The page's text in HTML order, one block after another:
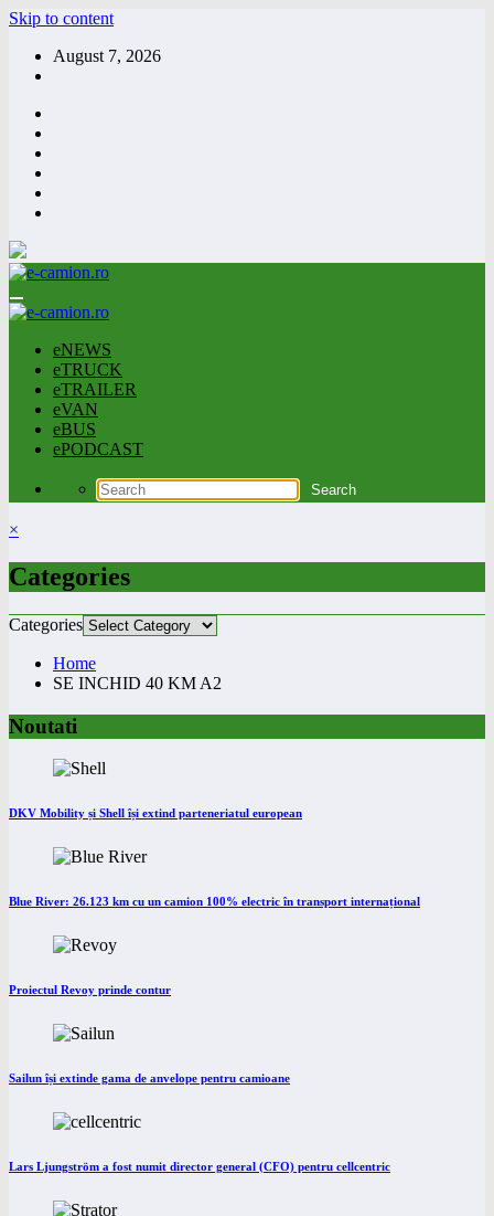
Skip to content
August 7, 2026
eNEWS
eTRUCK
eTRAILER
eVAN
eBUS
ePODCAST
×
Categories
Categories
Home
SE INCHID 40 KM A2
Noutati
DKV Mobility și Shell își extind parteneriatul european
Blue River: 26.123 km cu un camion 100% electric în transport internațional
Proiectul Revoy prinde contur
Sailun își extinde gama de anvelope pentru camioane
Lars Ljungström a fost numit director general (CFO) pentru cellcentric